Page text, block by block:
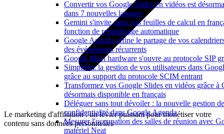
Convertir vos Google Slides en vidéos est
dans 7 nouvelles langues
Gemini s'invite dans vos feuilles de calcul en
fonction de remplissage automatique
Google Agenda affine le partage de vos
des événements récurrents
Google Meet hardware s'ouvre au protocole SIP
Simplifiez la gestion de vos utilisateurs dans
grâce au support du protocole SCIM entrant
Transformez vos Google Slides en vidéos grâce à
désormais disponible en français
Déléguer sans tout dévoiler : la nouvelle gestion
confidentialité dans Google Agenda
Mesurer l'occupation des salles de réunion avec
matériel Neat
Le marketing d'affiliation : un levier puissant pour monétiser votre
contenu sans données personnelles